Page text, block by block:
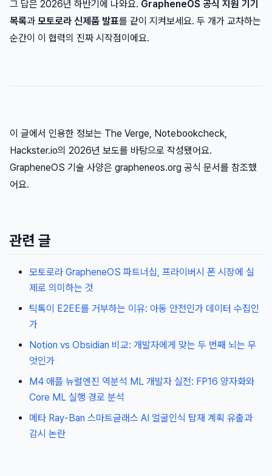
그 답은 2026년 하반기에 나와요. GrapheneOS 공식 지원 기기
목록과 모토로라 신제품 발표를 같이 지켜보세요. 두 개가 교차하는
순간이 이 협력의 진짜 시작점이에요.
이 글에서 인용한 정보는 The Verge, Notebookcheck,
Hackster.io의 2026년 보도를 바탕으로 작성됐어요.
GrapheneOS 기술 사양은 grapheneos.org 공식 문서를 참조했
어요.
관련 글
모토로라 GrapheneOS 파트너십, 프라이버시 폰 시장에 실
제로 의미하는 것
틱톡이 E2EE를 거부하는 이유: 아동 안전인가 데이터 수집인
가
Notion vs Obsidian 비교: 개발자에게 맞는 두 번째 뇌는 무
엇인가
M4 애플 뉴럴엔진 역분석 ML 개발자 실전: FP16 양자화와
Core ML 실행 경로 분석
메타 Ray-Ban 스마트글래스 AI 얼굴인식 탑재 계획 유출과
감시 논란